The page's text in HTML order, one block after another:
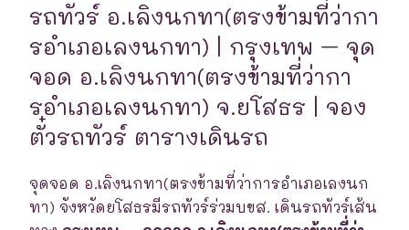
รถทัวร์ อ.เลิงนกทา(ตรงข้ามที่ว่ากา
รอำเภอเลงนกทา) | กรุงเทพ – จุด
จอด อ.เลิงนกทา(ตรงข้ามที่ว่ากา
รอำเภอเลงนกทา) จ.ยโสธร | จอง
ตั๋วรถทัวร์ ตารางเดินรถ
จุดจอด อ.เลิงนกทา(ตรงข้ามที่ว่าการอำเภอเลงนก
ทา) จังหวัดยโสธรมีรถทัวร์ร่วมบขส. เดินรถทัวร์เส้น